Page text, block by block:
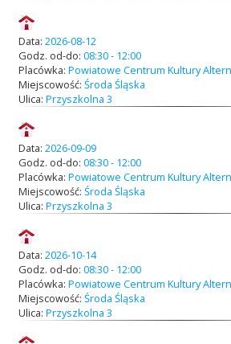
Data: 2026-08-12
Godz. od-do: 08:30 - 12:00
Placówka: Powiatowe Centrum Kultury
Miejscowość: Środa Śląska
Ulica: Przyszkolna 3
Data: 2026-09-09
Godz. od-do: 08:30 - 12:00
Placówka: Powiatowe Centrum Kultury
Miejscowość: Środa Śląska
Ulica: Przyszkolna 3
Data: 2026-10-14
Godz. od-do: 08:30 - 12:00
Placówka: Powiatowe Centrum Kultury
Miejscowość: Środa Śląska
Ulica: Przyszkolna 3